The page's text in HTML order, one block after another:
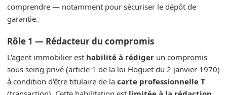
comprendre — notamment pour sécuriser le dépôt de
garantie.
Rôle 1 — Rédacteur du compromis
L'agent immobilier est habilité à rédiger un compromis
sous seing privé (article 1 de la loi Hoguet du 2 janvier 1970)
à condition d'être titulaire de la carte professionnelle T